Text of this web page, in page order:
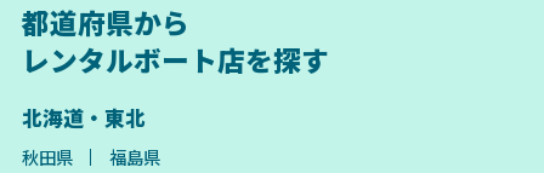
都道府県から
レンタルボート店を探す
北海道・東北
秋田県 福島県